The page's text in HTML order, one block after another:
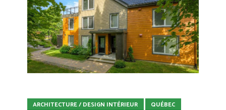
ARCHITECTURE / DESIGN INTÉRIEUR QUÉBEC